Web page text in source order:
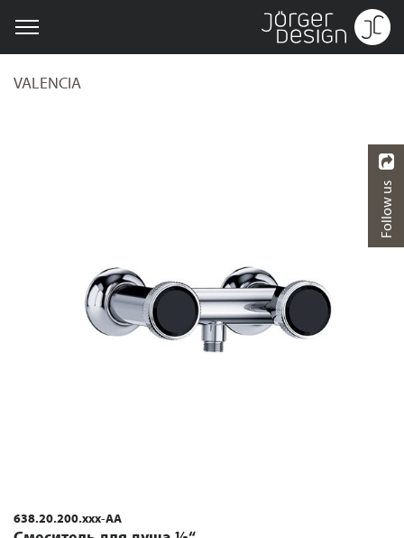
VALENCIA
638.20.200.xxx-AA
Follow us